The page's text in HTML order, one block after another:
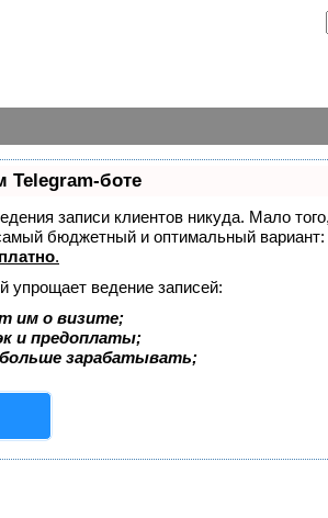
Telegram-боте
записи клиентов никуда. Мало
бюджетный и оптимальный вариант:
.
упрощает ведение записей:
им о визите;
и предоплаты;
зарабатывать;